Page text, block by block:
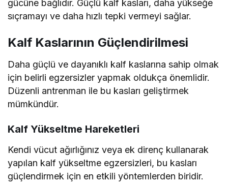
gücüne bağlıdır. Güçlü kalf kasları, daha yükseğe
sıçramayı ve daha hızlı tepki vermeyi sağlar.
Kalf Kaslarının Güçlendirilmesi
Daha güçlü ve dayanıklı kalf kaslarına sahip olmak
için belirli egzersizler yapmak oldukça önemlidir.
Düzenli antrenman ile bu kasları geliştirmek
mümkündür.
Kalf Yükseltme Hareketleri
Kendi vücut ağırlığınız veya ek direnç kullanarak
yapılan kalf yükseltme egzersizleri, bu kasları
güçlendirmek için en etkili yöntemlerden biridir.